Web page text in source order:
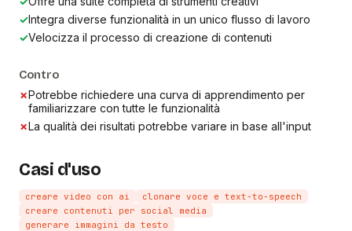
✓Integra diverse funzionalità in un unico flusso di lavoro
✓Velocizza il processo di creazione di contenuti
Contro
✗Potrebbe richiedere una curva di apprendimento per
familiarizzare con tutte le funzionalità
✗La qualità dei risultati potrebbe variare in base all'input
Casi d'uso
creare video con ai
clonare voce e text-to-speech
creare contenuti per social media
generare immagini da testo